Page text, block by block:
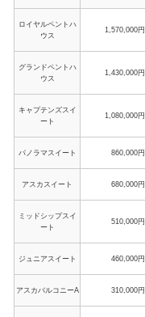
ロイヤルペントハ
ウス
1,570,000円
グランドペントハ
ウス
1,430,000円
キャプテンズスイ
ート
1,080,000円
パノラマスイート 860,000円
アスカスイート 680,000円
ミッドシップスイ
ート
510,000円
ジュニアスイート 460,000円
アスカバルコニーA 310,000円